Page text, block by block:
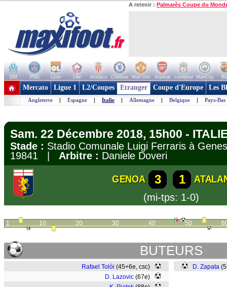
A retenir : Palmarès Coupe du
OM PSG Lyon Lille Monaco Chelsea Man Utd Arsenal Liverpool ManCity
+ de clubs
Mercato Ligue 1 L2/Coupes Etranger Coupe d'Europe Les
Angleterre | Espagne | Italie | Allemagne | Belgique | Pays-Bas
Sam. 22 Décembre 2018, 15h00 -
Stade : Stadio Comunale Luigi Ferraris à
19841 | Arbitre : Daniele Doveri
GENOA 3 1
(mi-tps: 1-0)
1 10 20 30 40 50
BUTEURS
Rafael Tolói (45+6e, csc)
D. Lazovic (67e)
D. Zapata